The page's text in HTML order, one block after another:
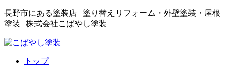
長野市にある塗装店 | 塗り替えリフォーム・外壁塗装・屋根
塗装 | 株式会社こばやし塗装
トップ